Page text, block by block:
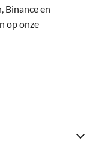
Binance en
op onze